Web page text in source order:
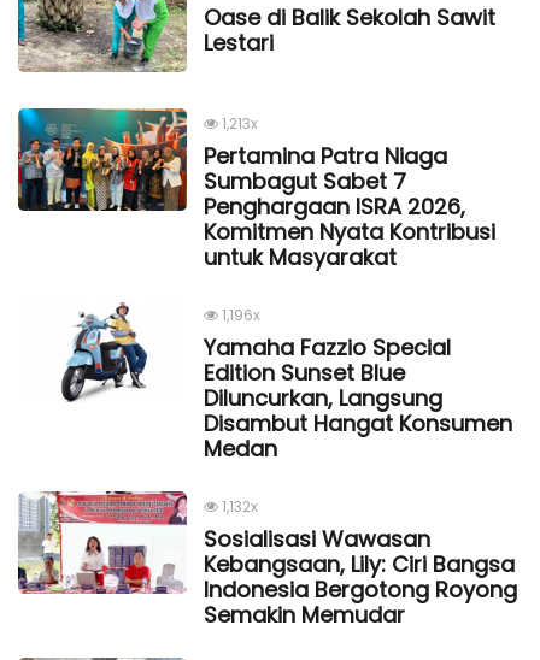
Oase di Balik Sekolah Sawit
Lestari
1,213x
Pertamina Patra Niaga
Sumbagut Sabet 7
Penghargaan ISRA 2026,
Komitmen Nyata Kontribusi
untuk Masyarakat
1,196x
Yamaha Fazzio Special
Edition Sunset Blue
Diluncurkan, Langsung
Disambut Hangat Konsumen
Medan
1,132x
Sosialisasi Wawasan
Kebangsaan, Lily: Ciri Bangsa
Indonesia Bergotong Royong
Semakin Memudar